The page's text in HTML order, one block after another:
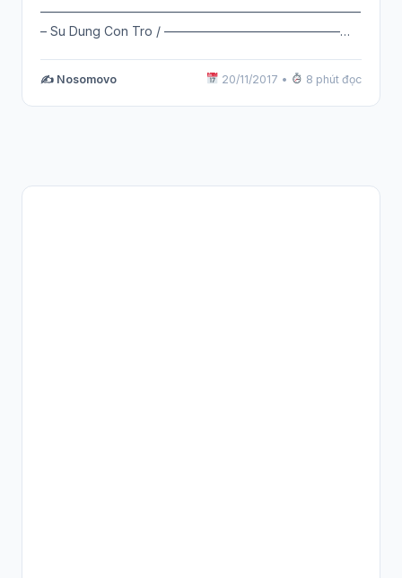
—————————————————————————–
– Su Dung Con Tro / ———————————————–
✍️ Nosomovo 20/11/2017 • 8 phút đọc